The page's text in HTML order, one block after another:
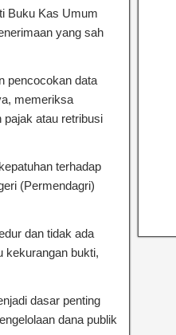
Buku Kas Umum
yang sah
pencocokan data
memeriksa
pajak atau retribusi
terhadap
(Permendagri)
dan tidak ada
kekurangan bukti,
dasar penting
dana publik